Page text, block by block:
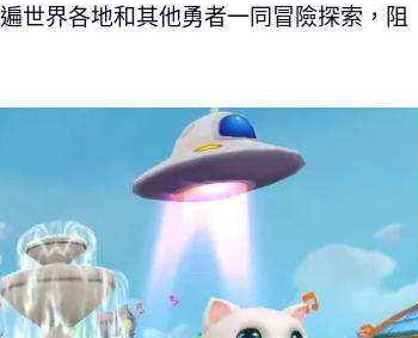
世界各地和其他勇者一同冒險探索，阻